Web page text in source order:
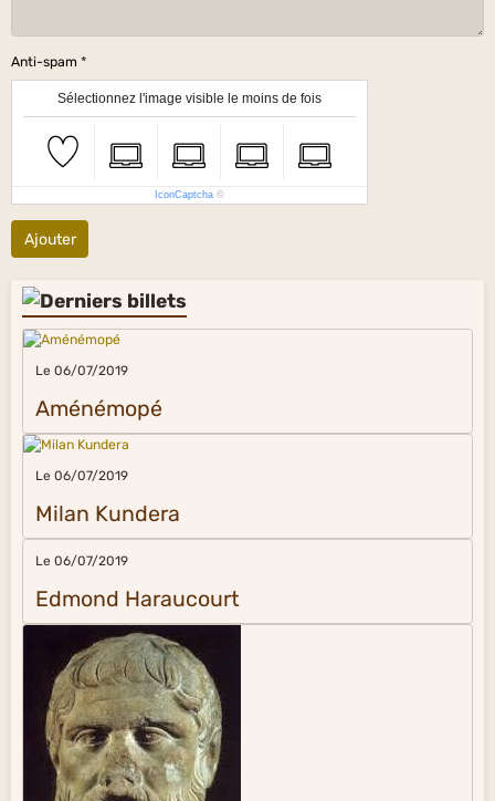
Anti-spam
Sélectionnez l'image visible le moins de fois
IconCaptcha ©
Ajouter
Le 06/07/2019
Aménémopé
Le 06/07/2019
Milan Kundera
Le 06/07/2019
Edmond Haraucourt